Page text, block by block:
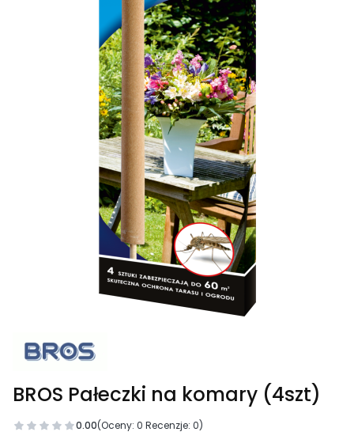
BROS Pałeczki na komary (4szt)
0.00(Oceny: 0 Recenzje: 0)